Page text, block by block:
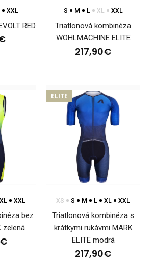
kombinéza WINTERMAN ELITE
WINTERMAN ELITETriatlonová
ELITE je určená na intenzívne p..
XXL
RED
S M L XL XXL
Triatlonová kombinéza
WOHLMACHINE ELITE
217,90€
XL XXL
bez
zelená
ELITE
XS S M L XL XXL
Triatlonová kombinéza s
krátkymi rukávmi MARK
ELITE modrá
217,90€